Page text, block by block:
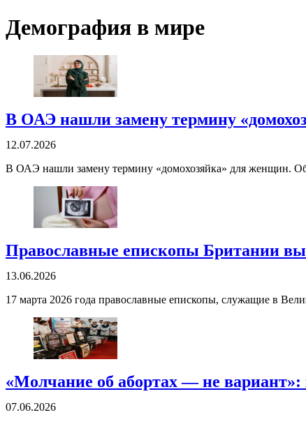
Демография в мире
В ОАЭ нашли замену термину
12.07.2026
В ОАЭ нашли замену термину «домохозяйка» для женщин.
Православные епископы Британии
13.06.2026
17 марта 2026 года православные епископы, служащие в
«Молчание об абортах — не
07.06.2026